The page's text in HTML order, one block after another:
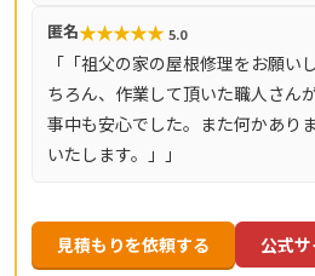
匿名★★★★★ 5.0
「「祖父の家の屋根修理をお願い
ちろん、作業して頂いた職人さん
事中も安心でした。また何かあり
いたします。」」
見積もりを依頼する 公式